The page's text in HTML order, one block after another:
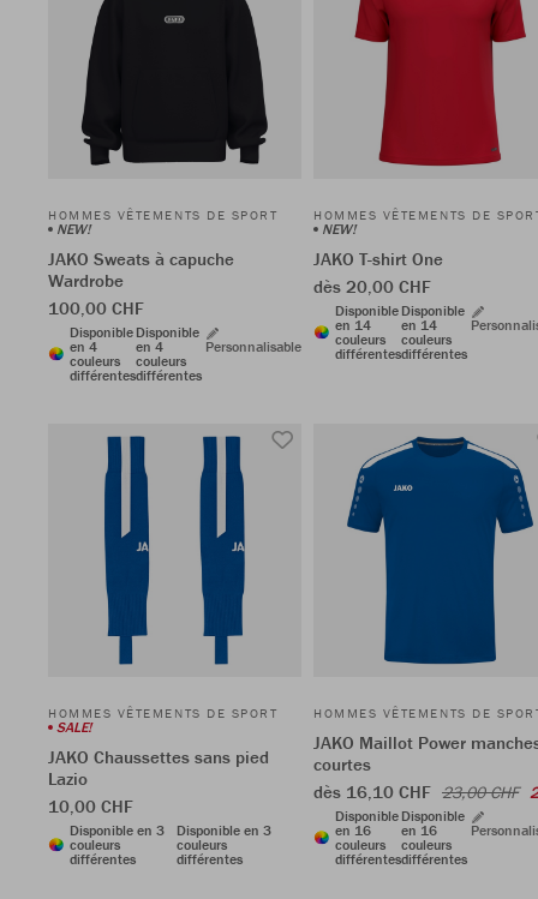
HOMMES VÊTEMENTS DE SPORT
NEW!
JAKO Sweats à capuche
Wardrobe
100,00 CHF
Disponible
en 4
couleurs
différentes
Disponible
en 4
couleurs
différentes
Personnalisable
HOMMES VÊTEMENTS DE
NEW!
JAKO T-shirt One
dès 20,00 CHF
Disponible
en 14
couleurs
différentes
Disponible
en 14
couleurs
différentes
HOMMES VÊTEMENTS DE SPORT
SALE!
JAKO Chaussettes sans pied
Lazio
10,00 CHF
Disponible en 3
couleurs
différentes
Disponible en 3
couleurs
différentes
HOMMES VÊTEMENTS DE
JAKO Maillot Power
courtes
dès 16,10 CHF 23,00 CHF
Disponible
en 16
couleurs
différentes
Disponible
en 16
couleurs
différentes